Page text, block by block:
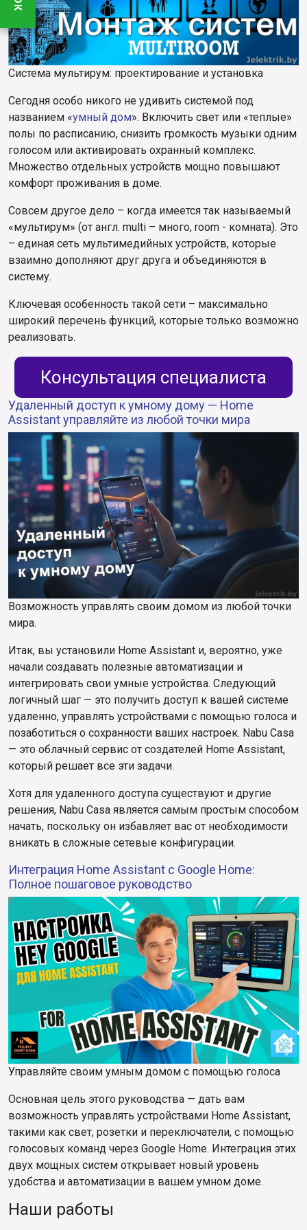
Система мультирум: проектирование и установка
Сегодня особо никого не удивить системой под
названием «умный дом». Включить свет или «теплые»
полы по расписанию, снизить громкость музыки одним
голосом или активировать охранный комплекс.
Множество отдельных устройств мощно повышают
комфорт проживания в доме.
Совсем другое дело – когда имеется так называемый
«мультирум» (от англ. multi – много, room - комната). Это
– единая сеть мультимедийных устройств, которые
взаимно дополняют друг друга и объединяются в
систему.
Ключевая особенность такой сети – максимально
широкий перечень функций, которые только возможно
реализовать.
Консультация специалиста
Удаленный доступ к умному дому — Home
Assistant управляйте из любой точки мира
Возможность управлять своим домом из любой точки
мира.
Итак, вы установили Home Assistant и, вероятно, уже
начали создавать полезные автоматизации и
интегрировать свои умные устройства. Следующий
логичный шаг — это получить доступ к вашей системе
удаленно, управлять устройствами с помощью голоса и
позаботиться о сохранности ваших настроек. Nabu Casa
— это облачный сервис от создателей Home Assistant,
который решает все эти задачи.
Хотя для удаленного доступа существуют и другие
решения, Nabu Casa является самым простым способом
начать, поскольку он избавляет вас от необходимости
вникать в сложные сетевые конфигурации.
Интеграция Home Assistant с Google Home:
Полное пошаговое руководство
Управляйте своим умным домом с помощью голоса
Основная цель этого руководства — дать вам
возможность управлять устройствами Home Assistant,
такими как свет, розетки и переключатели, с помощью
голосовых команд через Google Home. Интеграция этих
двух мощных систем открывает новый уровень
удобства и автоматизации в вашем умном доме.
Наши работы